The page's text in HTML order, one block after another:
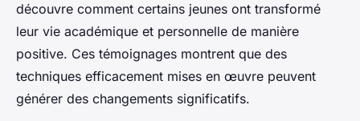
découvre comment certains jeunes ont transformé
leur vie académique et personnelle de manière
positive. Ces témoignages montrent que des
techniques efficacement mises en œuvre peuvent
générer des changements significatifs.